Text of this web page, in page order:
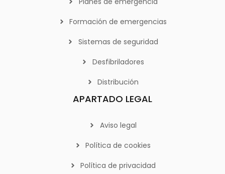
Formación de emergencias
Sistemas de seguridad
Desfibriladores
Distribución
APARTADO LEGAL
Aviso legal
Política de cookies
Política de privacidad